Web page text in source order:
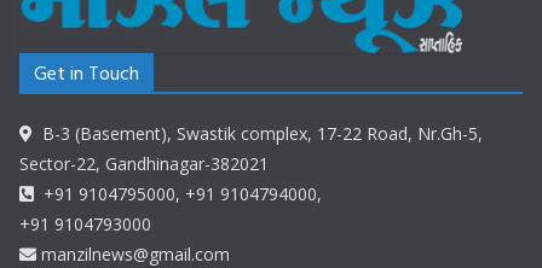
Get in Touch
B-3 (Basement), Swastik complex, 17-22 Road, Nr.Gh-5,
Sector-22, Gandhinagar-382021
+91 9104795000, +91 9104794000,
+91 9104793000
manzilnews@gmail.com